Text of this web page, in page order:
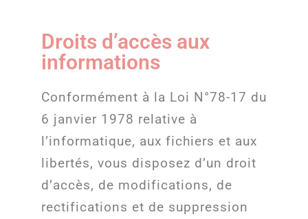
Droits d’accès aux
informations
Conformément à la Loi N°78-17 du
6 janvier 1978 relative à
l’informatique, aux fichiers et aux
libertés, vous disposez d’un droit
d’accès, de modifications, de
rectifications et de suppression